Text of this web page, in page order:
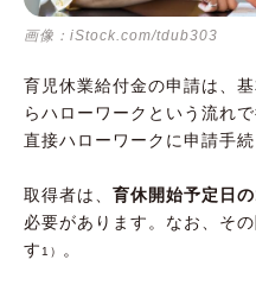
画像：iStock.com/tdub303
育児休業給付金の申請は、
らハローワークという流れ
直接ハローワークに申請手
取得者は、 育休開始予定日
必要があります。なお、そ
す1） 。